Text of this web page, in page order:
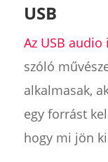
USB
Az USB
szóló
alkalmasak,
egy forrást
hogy mi jön